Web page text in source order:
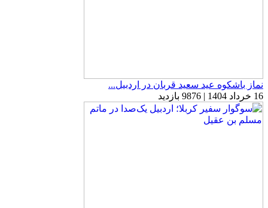
نماز باشکوه عید سعید قربان در اردبیل...
16 خرداد 1404 | 9876 بازدید